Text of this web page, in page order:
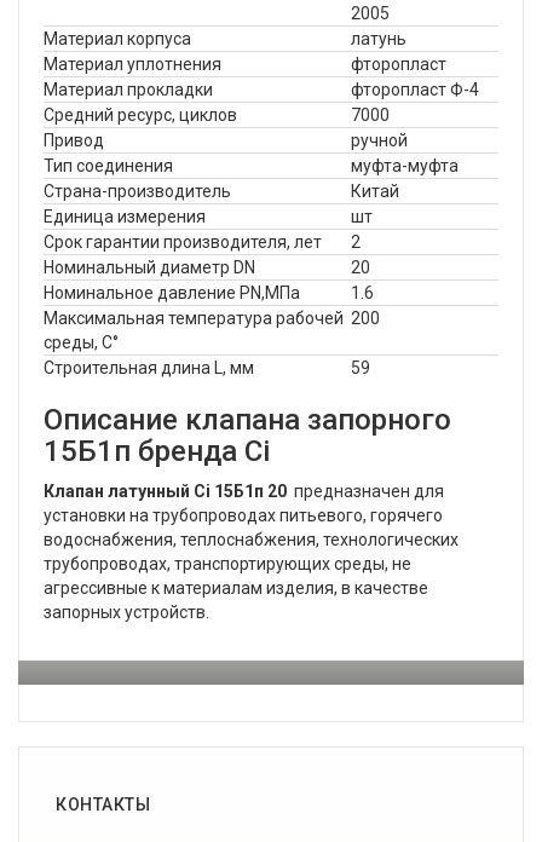
2005
Материал корпуса
латунь
Материал уплотнения
фторопласт
Материал прокладки
фторопласт Ф-4
Средний ресурс, циклов
7000
Привод
ручной
Тип соединения
муфта-муфта
Страна-производитель
Китай
Единица измерения
шт
Срок гарантии производителя, лет
2
Номинальный диаметр DN
20
Номинальное давление PN,МПа
1.6
Максимальная температура рабочей
среды, С°
200
Строительная длина L, мм 59
Описание клапана запорного
15Б1п бренда Ci
Клапан латунный Ci 15Б1п 20 предназначен для
установки на трубопроводах питьевого, горячего
водоснабжения, теплоснабжения, технологических
трубопроводах, транспортирующих среды, не
агрессивные к материалам изделия, в качестве
запорных устройств.
КОНТАКТЫ